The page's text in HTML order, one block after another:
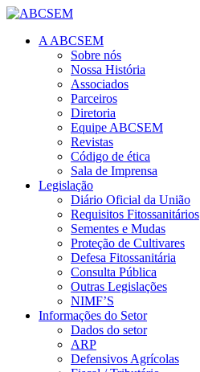
A ABCSEM
Sobre nós
Nossa História
Associados
Parceiros
Diretoria
Equipe ABCSEM
Revistas
Código de ética
Sala de Imprensa
Legislação
Diário Oficial da União
Requisitos Fitossanitários
Sementes e Mudas
Proteção de Cultivares
Defesa Fitossanitária
Consulta Pública
Outras Legislações
NIMF’S
Informações do Setor
Dados do setor
ARP
Defensivos Agrícolas